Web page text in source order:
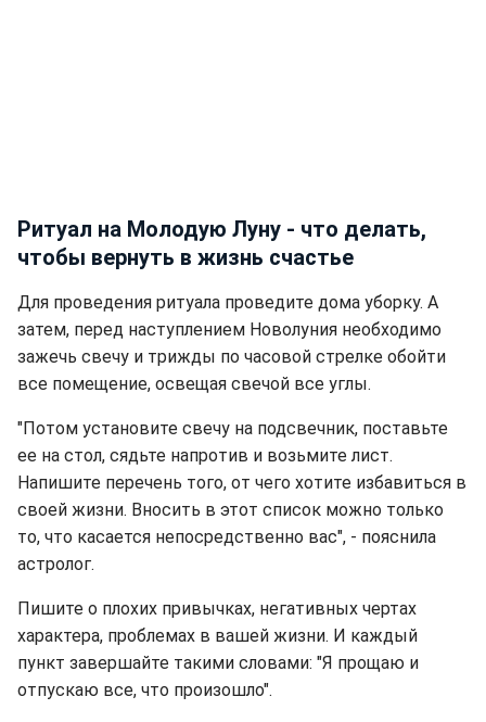
Ритуал на Молодую Луну - что делать,
чтобы вернуть в жизнь счастье
Для проведения ритуала проведите дома уборку. А
затем, перед наступлением Новолуния необходимо
зажечь свечу и трижды по часовой стрелке обойти
все помещение, освещая свечой все углы.
"Потом установите свечу на подсвечник, поставьте
ее на стол, сядьте напротив и возьмите лист.
Напишите перечень того, от чего хотите избавиться в
своей жизни. Вносить в этот список можно только
то, что касается непосредственно вас", - пояснила
астролог.
Пишите о плохих привычках, негативных чертах
характера, проблемах в вашей жизни. И каждый
пункт завершайте такими словами: "Я прощаю и
отпускаю все, что произошло".